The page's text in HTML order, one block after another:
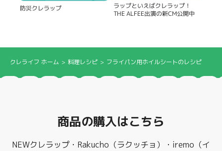
防災クレラップ ラップといえばクレラップ！
THE ALFEE出演の新CM公開中
クレライフ ホーム 料理レシピ フライパン用ホイルシートのレシピ
商品の購入はこちら
NEWクレラップ・Rakucho（ラクッチョ）・iremo（イ